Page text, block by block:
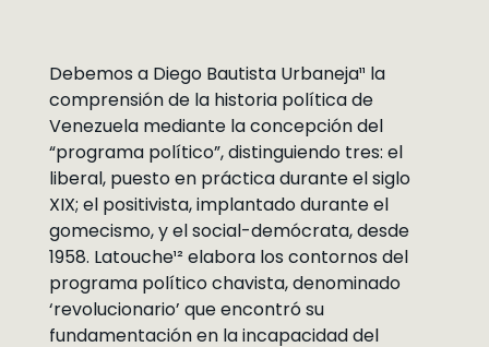
Debemos a Diego Bautista Urbaneja¹¹ la
comprensión de la historia política de
Venezuela mediante la concepción del
“programa político”, distinguiendo tres: el
liberal, puesto en práctica durante el siglo
XIX; el positivista, implantado durante el
gomecismo, y el social-demócrata, desde
1958. Latouche¹² elabora los contornos del
programa político chavista, denominado
‘revolucionario’ que encontró su
fundamentación en la incapacidad del